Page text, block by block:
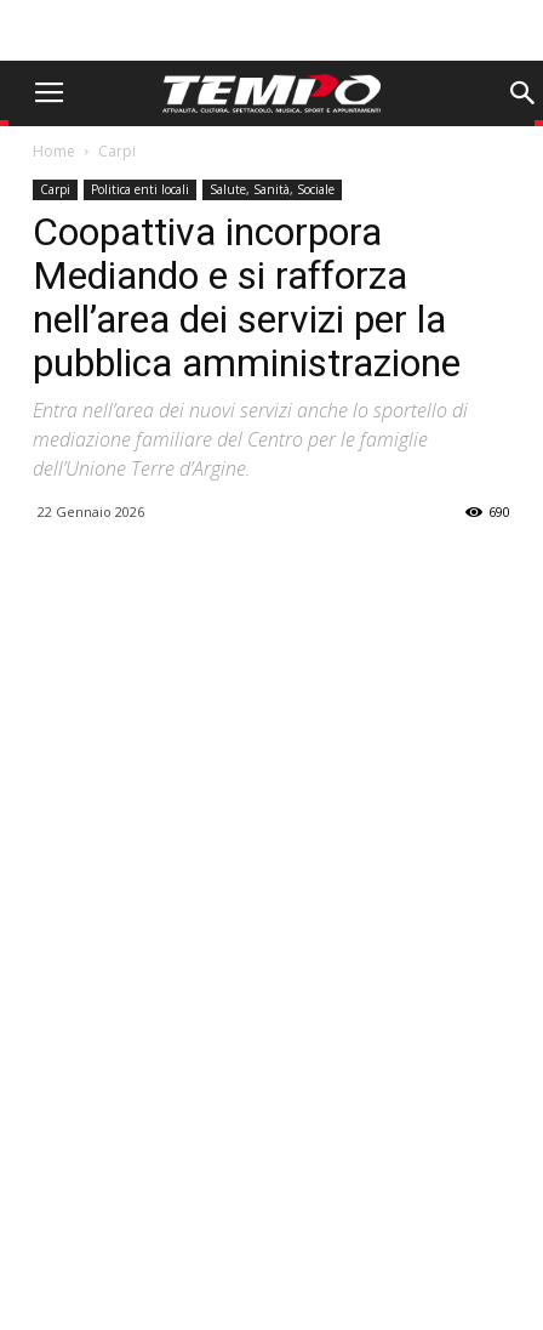
Home Carpi
Carpi Politica enti locali Salute, Sanità, Sociale
Coopattiva incorpora
Mediando e si rafforza
nell’area dei servizi per la
pubblica amministrazione
Entra nell’area dei nuovi servizi anche lo sportello di
mediazione familiare del Centro per le famiglie
dell’Unione Terre d’Argine.
22 Gennaio 2026 690